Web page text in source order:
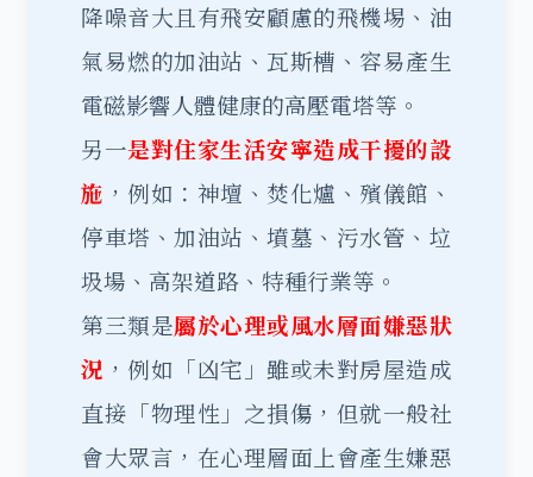
降噪音大且有飛安顧慮的飛機埸、油
氣易燃的加油站、瓦斯槽、容易產生
電磁影響人體健康的高壓電塔等。
另一是對住家生活安寧造成干擾的設
施 ，例如：神壇、焚化爐、殯儀館、
停車塔、加油站、墳墓、污水管、垃
圾場、高架道路、特種行業等。
第三類是屬於心理或風水層面嫌惡狀
況 ，例如「凶宅」雖或未對房屋造成
直接「物理性」之損傷，但就一般社
會大眾言，在心理層面上會產生嫌惡